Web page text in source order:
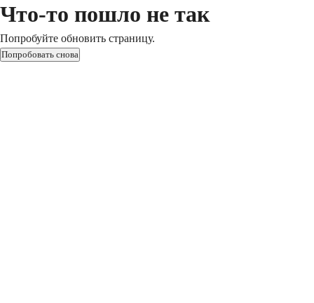
Что-то пошло не так
Попробуйте обновить страницу.
Попробовать снова